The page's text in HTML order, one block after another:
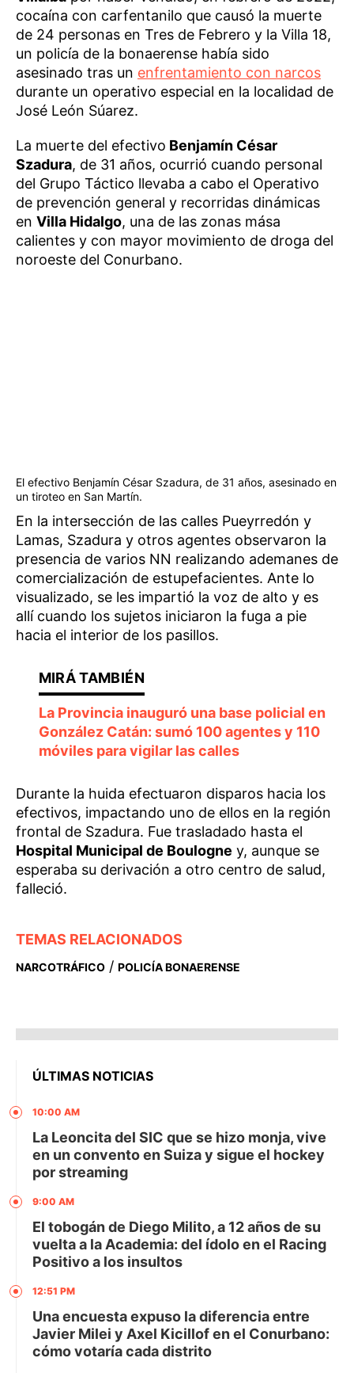
cocaína con carfentanilo que causó la muerte
de 24 personas en Tres de Febrero y la Villa 18,
un policía de la bonaerense había sido
asesinado tras un enfrentamiento con narcos
durante un operativo especial en la localidad de
José León Súarez.
La muerte del efectivo Benjamín César
Szadura, de 31 años, ocurrió cuando personal
del Grupo Táctico llevaba a cabo el Operativo
de prevención general y recorridas dinámicas
en Villa Hidalgo, una de las zonas mása
calientes y con mayor movimiento de droga del
noroeste del Conurbano.
El efectivo Benjamín César Szadura, de 31 años, asesinado en
un tiroteo en San Martín.
En la intersección de las calles Pueyrredón y
Lamas, Szadura y otros agentes observaron la
presencia de varios NN realizando ademanes de
comercialización de estupefacientes. Ante lo
visualizado, se les impartió la voz de alto y es
allí cuando los sujetos iniciaron la fuga a pie
hacia el interior de los pasillos.
La Provincia inauguró una base policial en
González Catán: sumó 100 agentes y 110
móviles para vigilar las calles
Durante la huida efectuaron disparos hacia los
efectivos, impactando uno de ellos en la región
frontal de Szadura. Fue trasladado hasta el
Hospital Municipal de Boulogne y, aunque se
esperaba su derivación a otro centro de salud,
falleció.
TEMAS RELACIONADOS
NARCOTRÁFICO / POLICÍA BONAERENSE
ÚLTIMAS NOTICIAS
10:00 AM
La Leoncita del SIC que se hizo monja, vive
en un convento en Suiza y sigue el hockey
por streaming
9:00 AM
El tobogán de Diego Milito, a 12 años de su
vuelta a la Academia: del ídolo en el Racing
Positivo a los insultos
12:51 PM
Una encuesta expuso la diferencia entre
Javier Milei y Axel Kicillof en el Conurbano:
cómo votaría cada distrito